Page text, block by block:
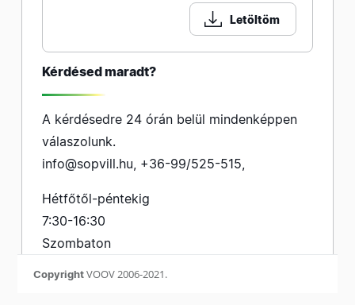
Letöltöm
Kérdésed maradt?
A kérdésedre 24 órán belül mindenképpen
válaszolunk.
info@sopvill.hu, +36-99/525-515,
Hétfőtől-péntekig
7:30-16:30
Szombaton
CopyrightVOOV 2006-2021.
CopyrightVOOV 2006-2021.